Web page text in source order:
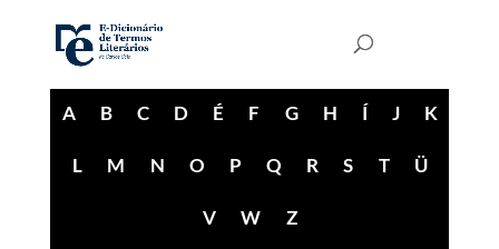
A B C D É F G H Í J K
L M N O P Q R S T Ü
V W Z